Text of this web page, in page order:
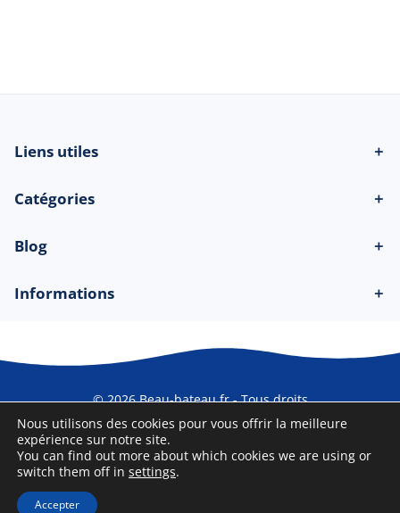
Liens utiles ＋
Catégories ＋
Blog ＋
Informations ＋
© 2026 Beau-bateau.fr - Tous droits
réservés
Nous utilisons des cookies pour vous offrir la meilleure
expérience sur notre site.
You can find out more about which cookies we are using or
switch them off in settings.
Accepter